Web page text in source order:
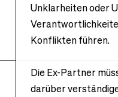
Unklarheiten oder
Konflikten führen.
Die Ex-Partner
darüber